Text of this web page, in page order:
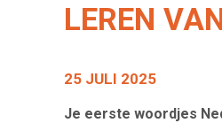
LEREN
25 JULI 2025
Je eerste woordjes